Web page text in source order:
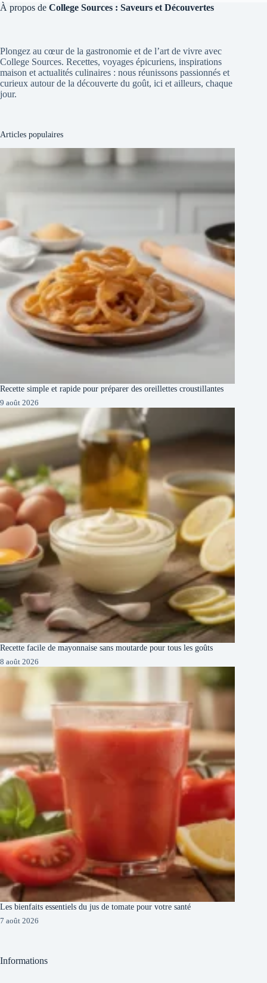
À propos de College Sources : Saveurs et Découvertes
Plongez au cœur de la gastronomie et de l’art de vivre avec
College Sources. Recettes, voyages épicuriens, inspirations
maison et actualités culinaires : nous réunissons passionnés et
curieux autour de la découverte du goût, ici et ailleurs, chaque
jour.
Articles populaires
Recette simple et rapide pour préparer des oreillettes croustillantes
9 août 2026
Recette facile de mayonnaise sans moutarde pour tous les goûts
8 août 2026
Les bienfaits essentiels du jus de tomate pour votre santé
7 août 2026
Informations